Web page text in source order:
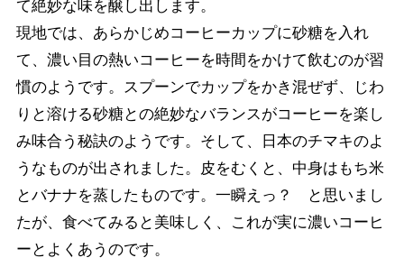
て絶妙な味を醸し出します。
現地では、あらかじめコーヒーカップに砂糖を入れ
て、濃い目の熱いコーヒーを時間をかけて飲むのが習
慣のようです。スプーンでカップをかき混ぜず、じわ
りと溶ける砂糖との絶妙なバランスがコーヒーを楽し
み味合う秘訣のようです。そして、日本のチマキのよ
うなものが出されました。皮をむくと、中身はもち米
とバナナを蒸したものです。一瞬えっ？ と思いまし
たが、食べてみると美味しく、これが実に濃いコーヒ
ーとよくあうのです。